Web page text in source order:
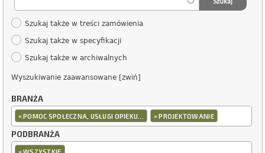
Szukaj także w treści zamówienia
Szukaj także w specyfikacji
Szukaj także w archiwalnych
Wyszukiwanie zaawansowane [zwiń]
BRANŻA
×POMOC SPOŁECZNA, USŁUGI OPIEKU... ×PROJEKTOWANIE
PODBRANŻA
×